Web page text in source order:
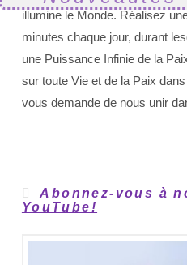
illumine le Monde. Réalisez
minutes chaque jour, durant
une Puissance Infinie de la
sur toute Vie et de la Paix
vous demande de nous unir
Abonnez-vous à
YouTube!